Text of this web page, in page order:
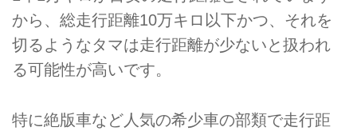
から、総走行距離10万キロ以下かつ、それを
切るようなタマは走行距離が少ないと扱われ
る可能性が高いです。
特に絶版車など人気の希少車の部類で走行距